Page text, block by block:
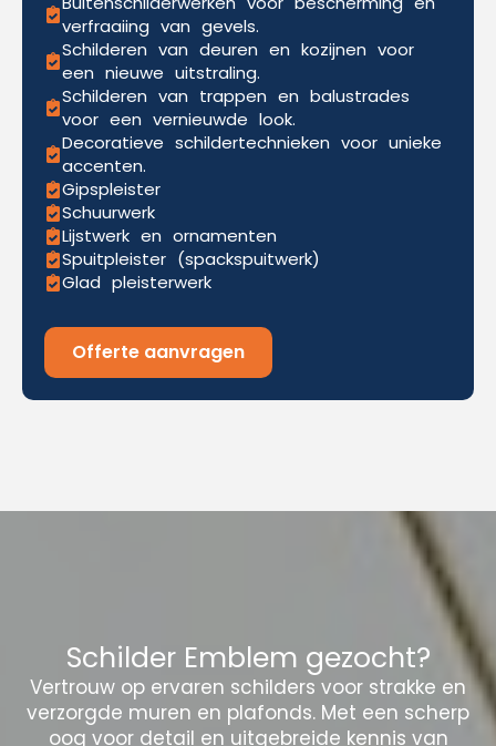
verfraaiing van gevels.
Schilderen van deuren en kozijnen voor
een nieuwe uitstraling.
Schilderen van trappen en balustrades
voor een vernieuwde look.
Decoratieve schildertechnieken voor unieke
accenten.
Gipspleister
Schuurwerk
Lijstwerk en ornamenten
Spuitpleister (spackspuitwerk)
Glad pleisterwerk
Offerte aanvragen
Schilder Emblem gezocht?
Vertrouw op ervaren schilders voor strakke en
verzorgde muren en plafonds. Met een scherp
oog voor detail en uitgebreide kennis van